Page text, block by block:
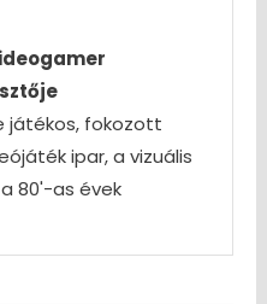
játékos, fokozott
ipar, a vizuális
80'-as évek